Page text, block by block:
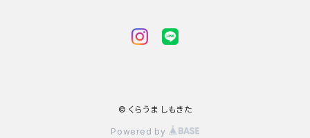
© くらうま しもきた
Powered by